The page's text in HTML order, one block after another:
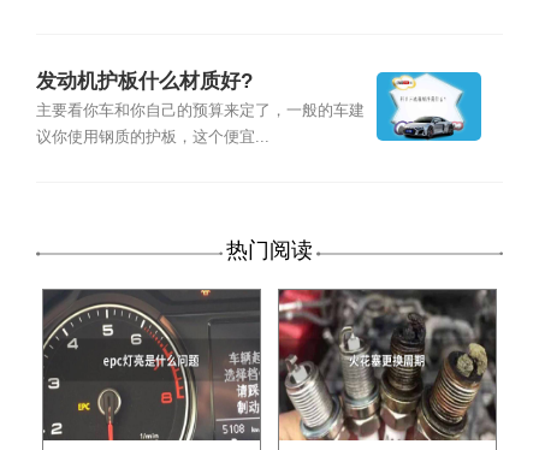
发动机护板什么材质好?
主要看你车和你自己的预算来定了，一般的车建
议你使用钢质的护板，这个便宜...
热门阅读